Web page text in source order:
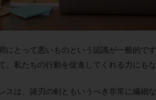
にとって悪いものという認識が一般的で
、私たちの行動を促進してくれる力にもな
スは、諸刃の剣ともいうべき非常に繊細